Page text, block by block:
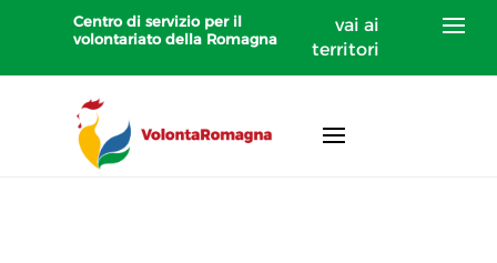
Centro di servizio per il
volontariato della Romagna
vai ai
territori